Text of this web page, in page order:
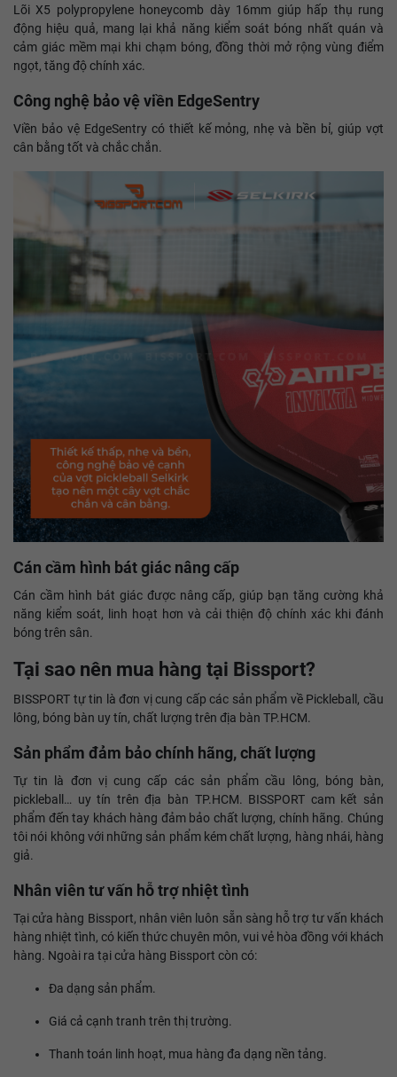
Lõi X5 polypropylene honeycomb dày 16mm giúp hấp thụ rung
động hiệu quả, mang lại khả năng kiểm soát bóng nhất quán và
cảm giác mềm mại khi chạm bóng, đồng thời mở rộng vùng điểm
ngọt, tăng độ chính xác.
Công nghệ bảo vệ viền EdgeSentry
Viền bảo vệ EdgeSentry có thiết kế mỏng, nhẹ và bền bỉ, giúp vợt
cân bằng tốt và chắc chắn.
Cán cầm hình bát giác nâng cấp
Cán cầm hình bát giác được nâng cấp, giúp bạn tăng cường khả
năng kiểm soát, linh hoạt hơn và cải thiện độ chính xác khi đánh
bóng trên sân.
Tại sao nên mua hàng tại Bissport?
BISSPORT tự tin là đơn vị cung cấp các sản phẩm về Pickleball, cầu
lông, bóng bàn uy tín, chất lượng trên địa bàn TP.HCM.
Sản phẩm đảm bảo chính hãng, chất lượng
Tự tin là đơn vị cung cấp các sản phẩm cầu lông, bóng bàn,
pickleball… uy tín trên địa bàn TP.HCM. BISSPORT cam kết sản
phẩm đến tay khách hàng đảm bảo chất lượng, chính hãng. Chúng
tôi nói không với những sản phẩm kém chất lượng, hàng nhái, hàng
giả.
Nhân viên tư vấn hỗ trợ nhiệt tình
Tại cửa hàng Bissport, nhân viên luôn sẵn sàng hỗ trợ tư vấn khách
hàng nhiệt tình, có kiến thức chuyên môn, vui vẻ hòa đồng với khách
hàng. Ngoài ra tại cửa hàng Bissport còn có:
Đa dạng sản phẩm.
Giá cả cạnh tranh trên thị trường.
Thanh toán linh hoạt, mua hàng đa dạng nền tảng.